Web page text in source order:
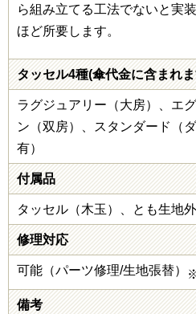
ら組み立てる工法でないと実
ほど所要します。
タッセル4種(傘代金に含まれ
ラグジュアリー（大房）、エ
ン（双房）、スタンダード（
有）
付属品
タッセル（木玉）、とも生地
修理対応
可能（パーツ修理/生地張替）
備考